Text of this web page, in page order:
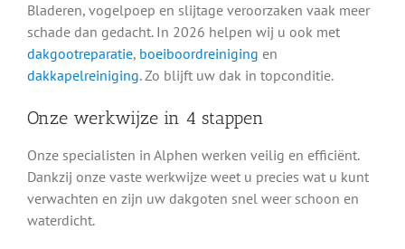
Bladeren, vogelpoep en slijtage veroorzaken vaak meer
schade dan gedacht. In 2026 helpen wij u ook met
dakgootreparatie, boeiboordreiniging en
dakkapelreiniging. Zo blijft uw dak in topconditie.
Onze werkwijze in 4 stappen
Onze specialisten in Alphen werken veilig en efficiënt.
Dankzij onze vaste werkwijze weet u precies wat u kunt
verwachten en zijn uw dakgoten snel weer schoon en
waterdicht.